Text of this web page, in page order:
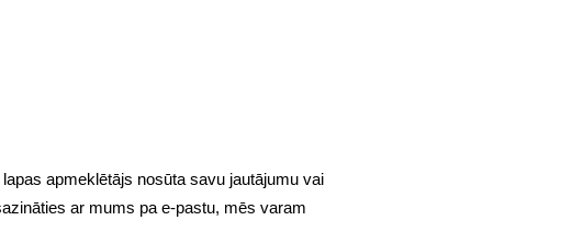
apmeklētājs nosūta savu jautājumu vai
ar mums pa e-pastu, mēs varam